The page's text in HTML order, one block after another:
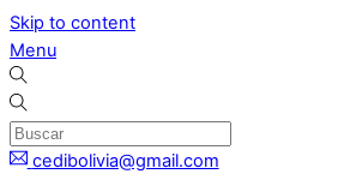
Skip to content
Menu
cedibolivia@gmail.com